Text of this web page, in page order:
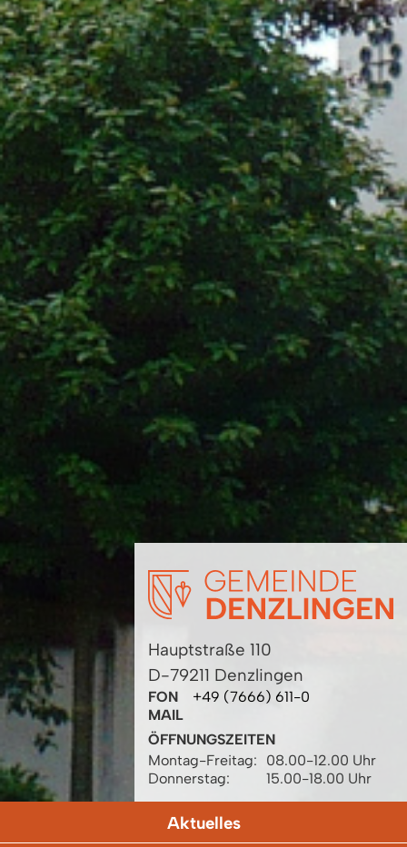
Hauptstraße 110
D-79211 Denzlingen
FON
+49 (7666) 611-0
MAIL
ÖFFNUNGSZEITEN
Montag-Freitag:
08.00-12.00 Uhr
Donnerstag:
15.00-18.00 Uhr
Aktuelles